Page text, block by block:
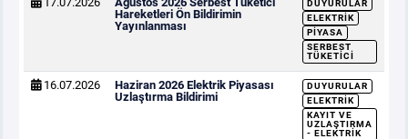
Hareketleri Ön Bildirimin
Yayınlanması
DUYURULAR
ELEKTRIK
PIYASA
SERBEST
TÜKETICI
16.07.2026
Haziran 2026 Elektrik Piyasası
Uzlaştırma Bildirimi
DUYURULAR
ELEKTRIK
KAYIT VE
UZLAŞTIRMA
- ELEKTRIK